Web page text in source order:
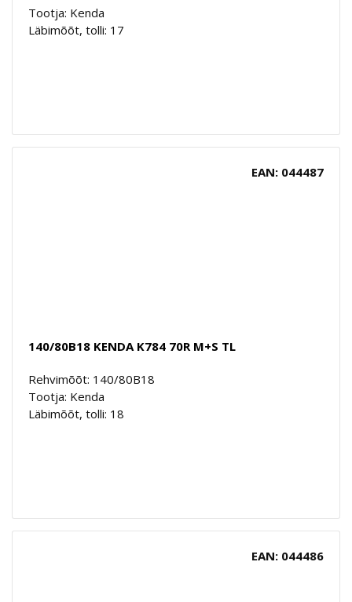
Tootja: Kenda
Läbimõõt, tolli: 17
EAN: 044487
140/80B18 KENDA K784 70R M+S TL
Rehvimõõt: 140/80B18
Tootja: Kenda
Läbimõõt, tolli: 18
EAN: 044486